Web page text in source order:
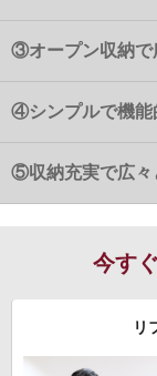
③オープン収納
④シンプルで機
⑤収納充実で広
今す
リ